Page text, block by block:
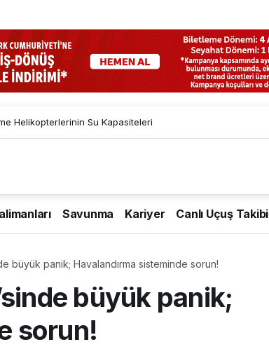
Helikopterlerinin Su Kapasiteleri
Savunma Kariyer Canlı Uçuş Takibi
büyük panik; Havalandırma sisteminde sorun!
büyük panik;
sorun!